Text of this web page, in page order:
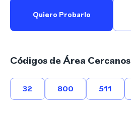
Quiero Probarlo
Códigos de Área Cercanos
32 800 511